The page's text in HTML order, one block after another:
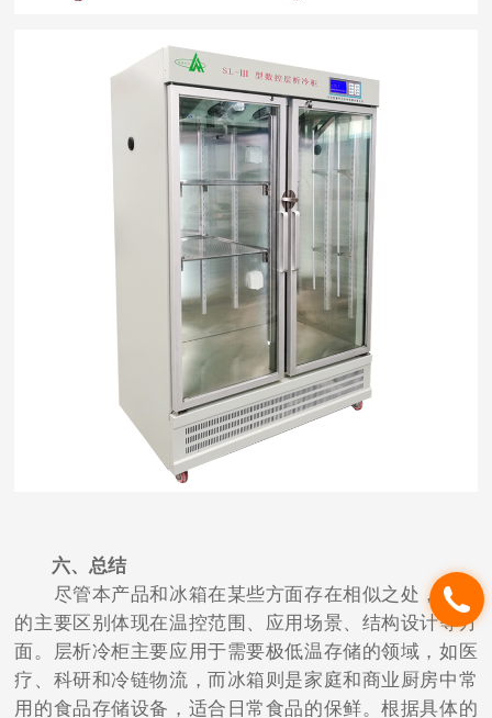
六、总结
尽管本产品和冰箱在某些方面存在相似之处，它们
的主要区别体现在温控范围、应用场景、结构设计等方
面。层析冷柜主要应用于需要极低温存储的领域，如医
疗、科研和冷链物流，而冰箱则是家庭和商业厨房中常
用的食品存储设备，适合日常食品的保鲜。根据具体的